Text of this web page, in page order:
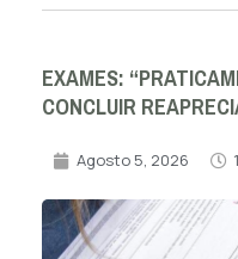
EXAMES:
CONCLUIR
Agosto 5, 2026